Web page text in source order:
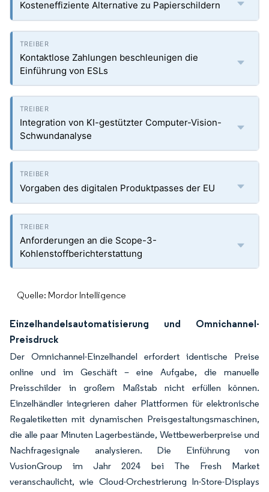
Kosteneffiziente Alternative zu Papierschildern
Kontaktlose Zahlungen beschleunigen die
Einführung von ESLs
Integration von KI-gestützter Computer-Vision-
Schwundanalyse
Vorgaben des digitalen Produktpasses der EU
Anforderungen an die Scope-3-
Kohlenstoffberichterstattung
Quelle: Mordor Intelligence
Einzelhandelsautomatisierung und Omnichannel-
Preisdruck
Der Omnichannel-Einzelhandel erfordert identische Preise
online und im Geschäft – eine Aufgabe, die manuelle
Preisschilder in großem Maßstab nicht erfüllen können.
Einzelhändler integrieren daher Plattformen für elektronische
Regaletiketten mit dynamischen Preisgestaltungsmaschinen,
die alle paar Minuten Lagerbestände, Wettbewerberpreise und
Nachfragesignale analysieren. Die Einführung von
VusionGroup im Jahr 2024 bei The Fresh Market
veranschaulicht, wie Cloud-Orchestrierung In-Store-Displays